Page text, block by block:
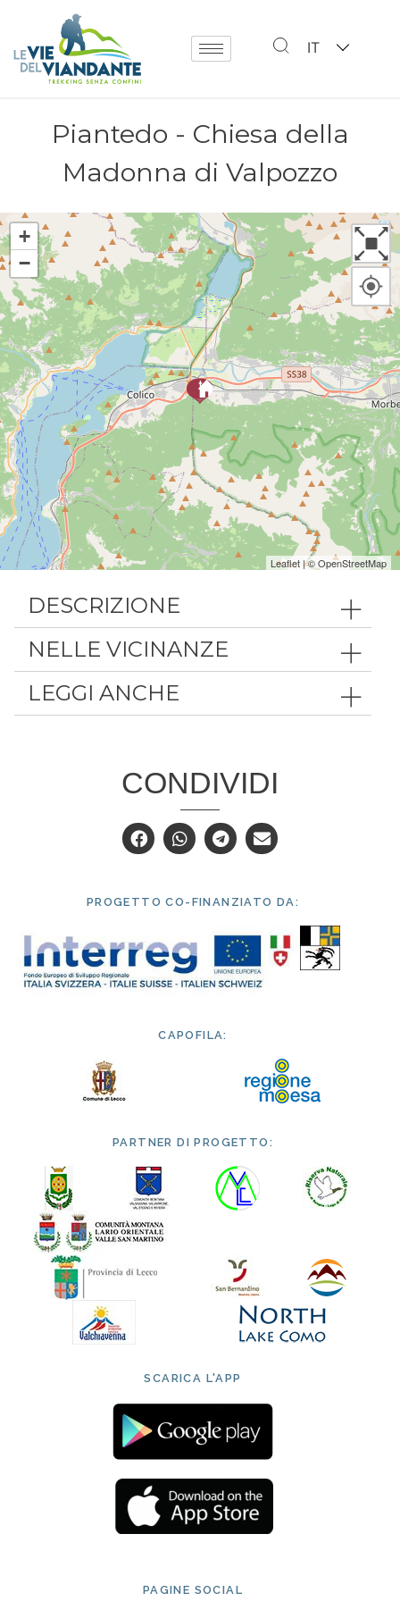
IT
Piantedo - Chiesa della
Madonna di Valpozzo
DESCRIZIONE
NELLE VICINANZE
LEGGI ANCHE
+
−
Leaflet| ©OpenStreetMap
CONDIVIDI
PROGETTO CO-FINANZIATO DA:
CAPOFILA:
PARTNER DI PROGETTO:
SCARICA L'APP
PAGINE SOCIAL